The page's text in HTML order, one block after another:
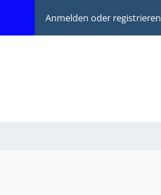
Anmelden oder registrieren